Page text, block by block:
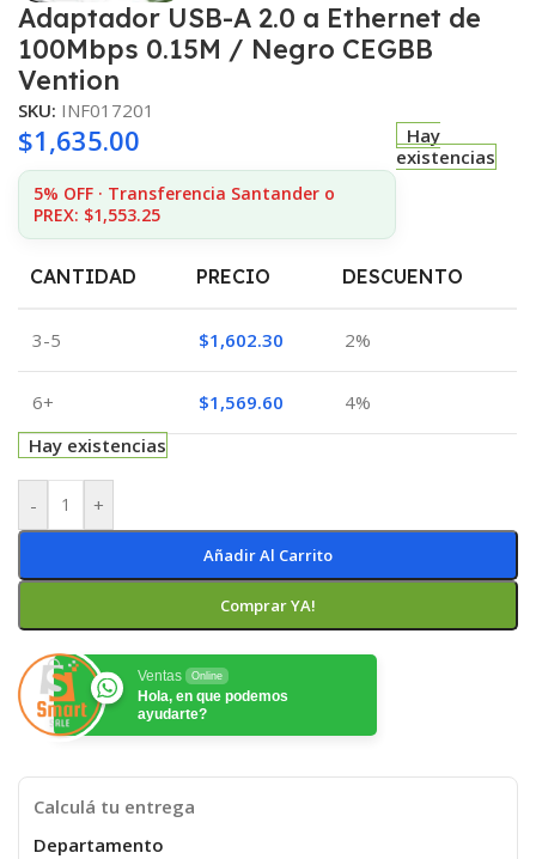
Adaptador USB-A 2.0 a Ethernet de
100Mbps 0.15M / Negro CEGBB
Vention
SKU: INF017201
$1,635.00
5% OFF · Transferencia Santander o
PREX: $1,553.25
Hay
existencias
CANTIDAD PRECIO DESCUENTO
3-5 $1,602.30 2%
6+ $1,569.60
4%
Hay existencias
- +
Añadir Al Carrito
Comprar YA!
Ventas Online
Hola, en que podemos
ayudarte?
Calculá tu entrega
Departamento